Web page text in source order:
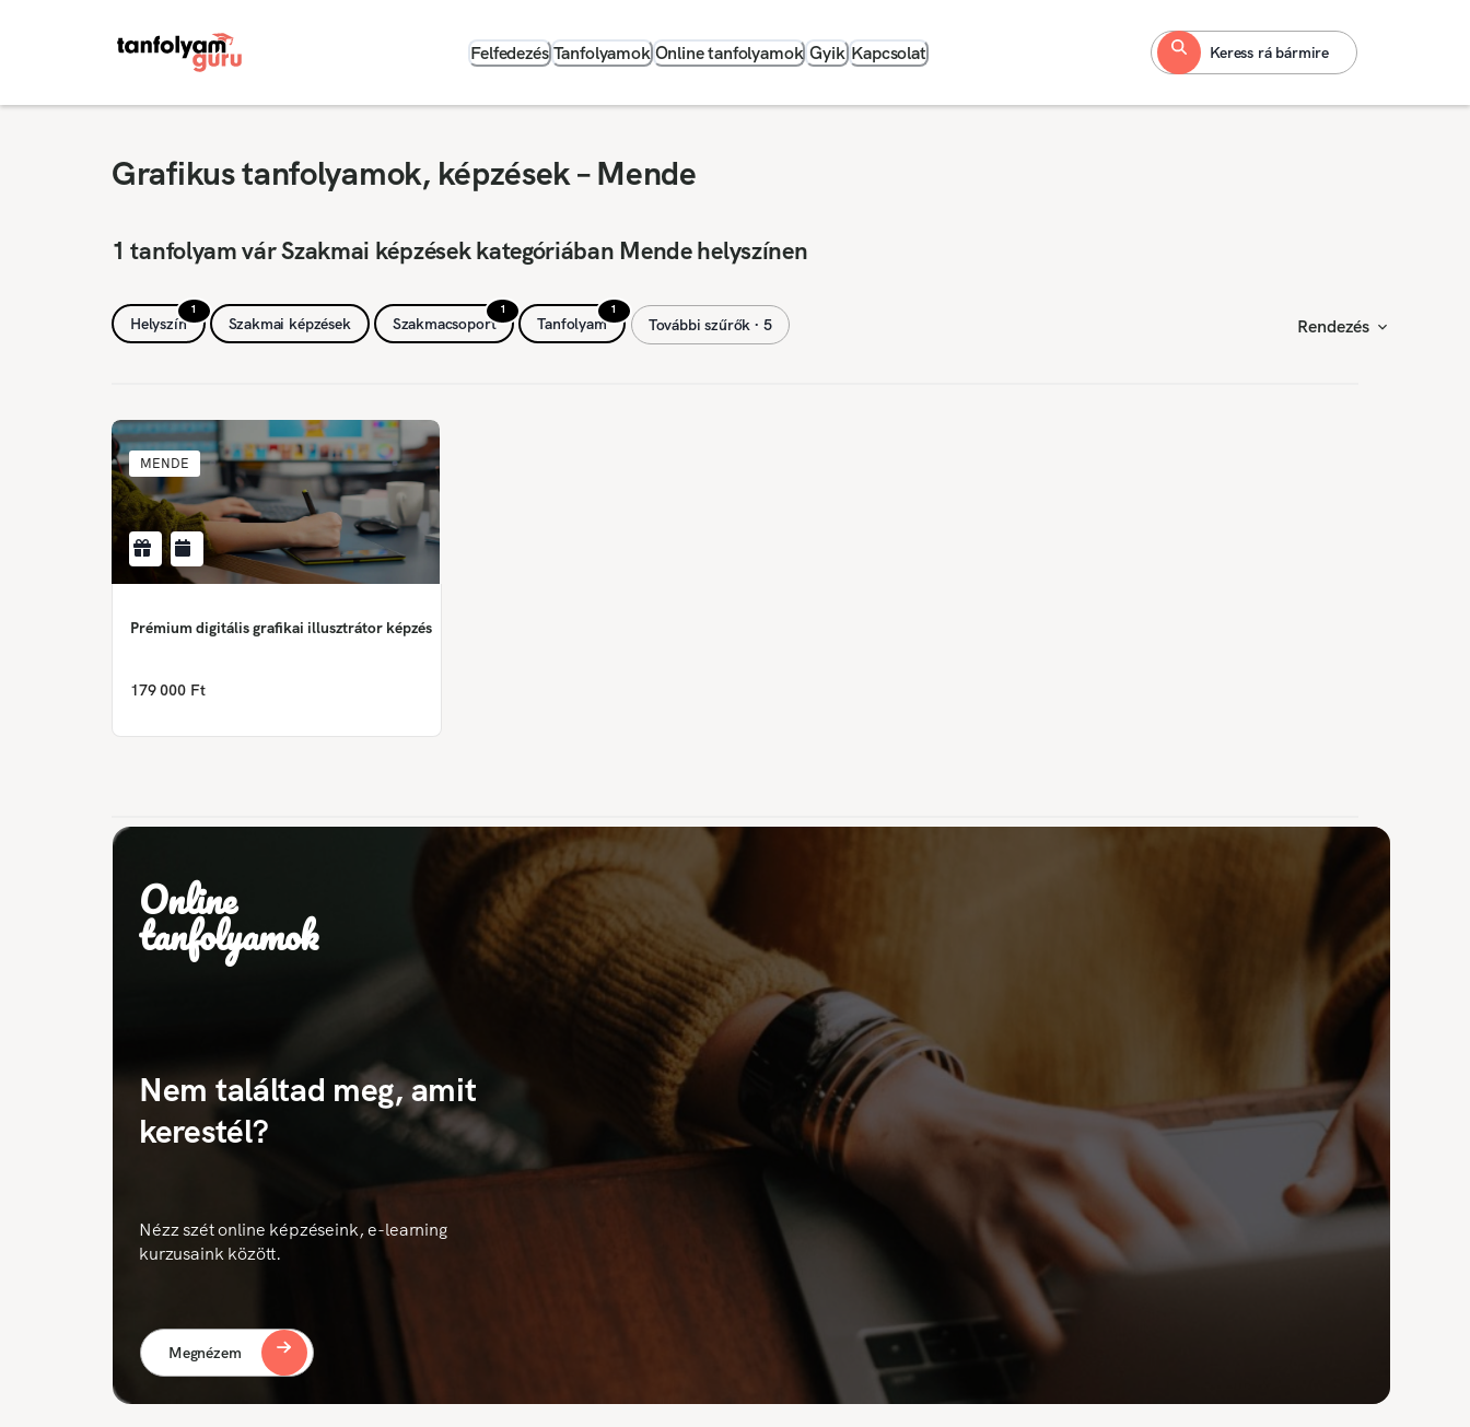
Felfedezés Tanfolyamok Online tanfolyamok Gyik Kapcsolat Keress rá bármire
Grafikus tanfolyamok, képzések – Mende
1 tanfolyam vár Szakmai képzések kategóriában Mende helyszínen
1
Helyszín Szakmai képzések
1
Szakmacsoport
1
Tanfolyam További szűrők ∙ 5 Rendezés
MENDE
Prémium digitális grafikai illusztrátor képzés
179 000 Ft
Online
tanfolyamok
Nem találtad meg, amit
kerestél?
Nézz szét online képzéseink, e-learning
kurzusaink között.
Megnézem